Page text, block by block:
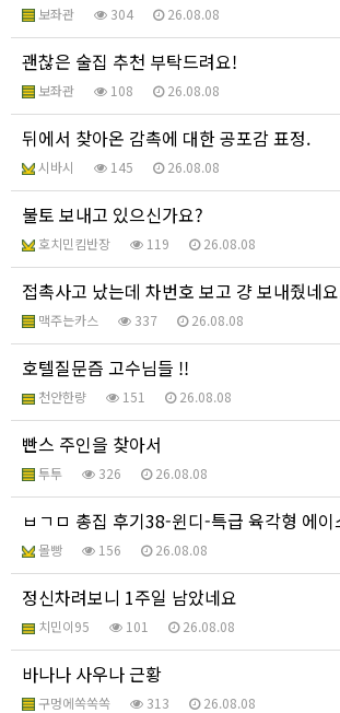
보좌관 304 26.08.08
괜찮은 술집 추천 부탁드려요!
보좌관 108 26.08.08
뒤에서 찾아온 감촉에 대한 공포감 표정.
시바시 145 26.08.08
불토 보내고 있으신가요?
호치민킴반장 119 26.08.08
접촉사고 났는데 차번호 보고 걍 보내줬네
맥주는카스 337 26.08.08
호텔질문즘 고수님들 !!
천안한량 151 26.08.08
빤스 주인을 찾아서
투투 326 26.08.08
ㅂㄱㅁ 총집 후기38-윈디-특급 육각형 에이
몰빵 156 26.08.08
정신차려보니 1주일 남았네요
치민이95 101 26.08.08
바나나 사우나 근황
구멍에쏙쏙쏙 313 26.08.08